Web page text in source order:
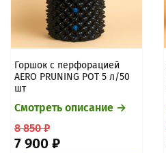
Горшок с перфорацией
AERO PRUNING POT 5 л/50
шт
Смотреть описание →
8 850 ₽
7 900 ₽